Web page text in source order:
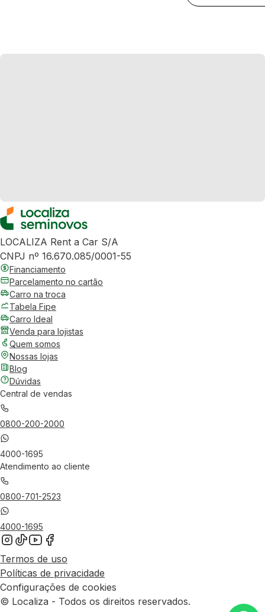
LOCALIZA Rent a Car S/A
CNPJ nº 16.670.085/0001-55
Financiamento
Parcelamento no cartão
Carro na troca
Tabela Fipe
Carro Ideal
Venda para lojistas
Quem somos
Nossas lojas
Blog
Dúvidas
Central de vendas
0800-200-2000
4000-1695
Atendimento ao cliente
0800-701-2523
4000-1695
Termos de uso
Políticas de privacidade
Configurações de cookies
© Localiza - Todos os direitos reservados.